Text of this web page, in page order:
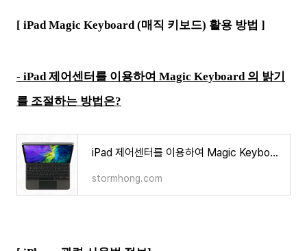
[ iPad Magic Keyboard (매직 키보드) 활용 방법 ]
- iPad 제어센터를 이용하여 Magic Keyboard 의 밝기
를 조절하는 방법은?
iPad 제어센터를 이용하여 Magic Keyboard 의 밝기를 조절하는 방법은?
stormhong.com